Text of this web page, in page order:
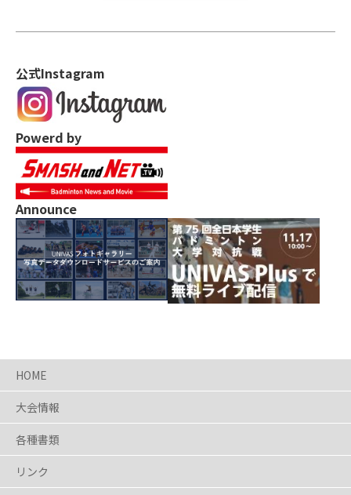
公式Instagram
Powerd by
Announce
HOME
大会情報
各種書類
リンク